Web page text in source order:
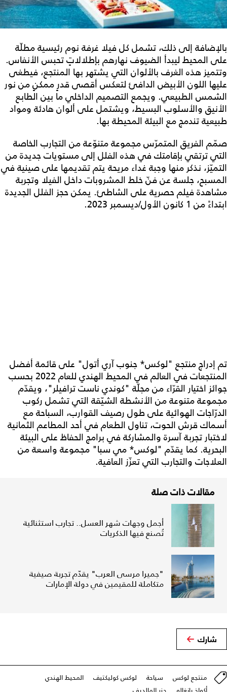
بالإضافة إلى ذلك، تشمل كل فيلا غرفة نوم رئيسية مطلّة
على المحيط ليبدأ الضيوف نهارهم بإطلالاتٍ تحبس الأنفاس.
وتتميز هذه الغرف بالألوان التي يشتهر بها المنتجع، فيطغى
عليها اللون الأبيض الدافئ لتعكس أقصى قدرٍ ممكنٍ من نور
الشمس الطبيعي. ويجمع التصميم الداخلي ما بين الطابع
الأنيق والأسلوب البسيط، ويشتمل على ألوان هادئة ومواد
طبيعية تندمج مع البيئة المحيطة بها.
صمّم الفريق المتمرّس مجموعة متنوّعة من التجارب الخاصة
التي ترتقي بإقامتك في هذه الفلل إلى مستويات جديدة من
التميّز، نذكر منها وجبة غداء مريحة يتم تقديمها على صينية في
المسبح، جلسة عن فنّ خلط المشروبات داخل الفيلا وتجربة
مشاهدة فيلم حصرية على الشاطئ. يمكن حجز الفلل الجديدة
ابتداءً من 1 كانون الأول/ديسمبر 2023.
تم إدراج منتجع "لوكس* جنوب آري أتول" على قائمة أفضل
المنتجعات في العالم في المحيط الهندي للعام 2022 بحسب
جوائز اختيار القرّاء من مجلّة "كوندي ناست ترافيلر"، ويقدّم
مجموعة متنوعة من الأنشطة الشيّقة التي تشمل ركوب
الدرّاجات الهوائية على طول رصيف القوارب، السباحة مع
أسماك قرش الحوت، تناول الطعام في أحد المطاعم الثمانية
لاختبار تجربة آسرة والمشاركة في برامج الحفاظ على البيئة
البحرية. كما يقدّم "لوكس* مي سبا" مجموعة واسعة من
العلاجات والتجارب التي تعزّز العافية.
مقالات ذات صلة
أجمل وجهات شهر العسل.. تجارب استثنائية
تُصنع فيها الذكريات
"جميرا مرسى العرب" يقدّم تجربة صيفية
متكاملة للمقيمين في دولة الإمارات
شارك
منتجع لوكس سياحة لوكس كوليكتيف
المحيط الهندي